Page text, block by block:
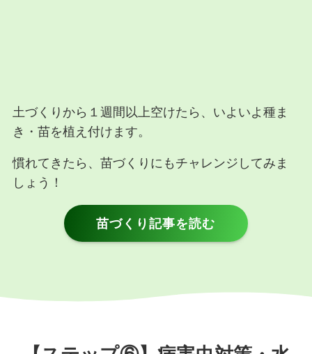
土づくりから１週間以上空けたら、いよいよ種ま
き・苗を植え付けます。
慣れてきたら、苗づくりにもチャレンジしてみま
しょう！
苗づくり記事を読む